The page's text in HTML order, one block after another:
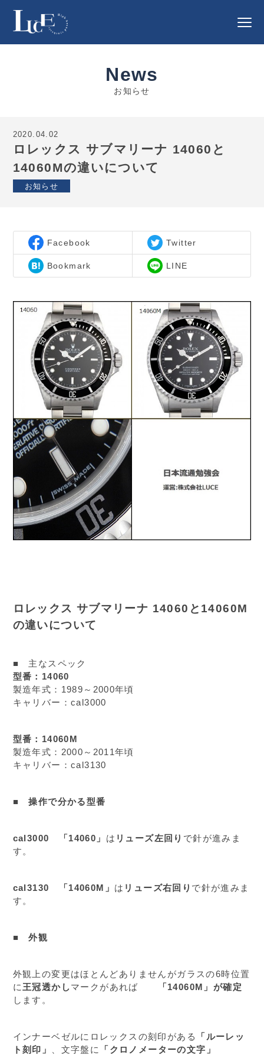
News
お知らせ
2020.04.02
ロレックス サブマリーナ 14060と
14060Mの違いについて
お知らせ
Facebook Twitter
Bookmark LINE
ロレックス サブマリーナ 14060と14060M
の違いについて
■ 主なスペック
型番：14060
製造年式：1989～2000年頃
キャリバー：cal3000
型番：14060M
製造年式：2000～2011年頃
キャリバー：cal3130
■ 操作で分かる型番
cal3000 「14060」 は リューズ左回り で針が進みま
す。
cal3130 「14060M」 は リューズ右回り で針が進みま
す。
■ 外観
外観上の変更はほとんどありませんがガラスの6時位置
に 王冠透かしマークがあれば
「14060M」が確定
します。
インナーベゼルにロレックスの刻印がある
「ルーレッ
ト刻印」
、文字盤に 「クロノメーターの文字」